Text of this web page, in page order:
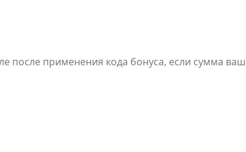
после применения кода бонуса, если сумма